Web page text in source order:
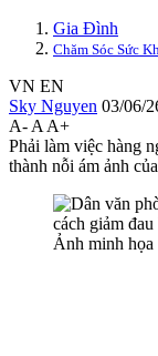
Gia Đình
Chăm Sóc Sức
VN EN
Sky Nguyen 03/06/
A- A A+
Phải làm việc hàng
thành nỗi ám ảnh
Ảnh minh họa